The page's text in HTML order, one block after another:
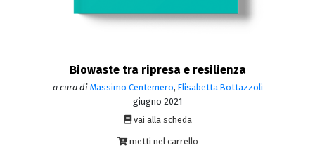
Biowaste tra ripresa e resilienza
a cura di Massimo Centemero, Elisabetta Bottazzoli
giugno 2021
vai alla scheda
metti nel carrello